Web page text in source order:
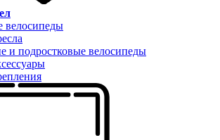
велосипеды
и подростковые велосипеды